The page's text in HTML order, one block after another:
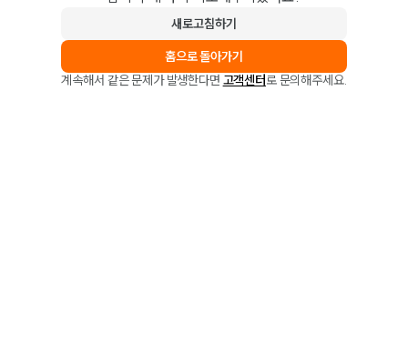
새로고침하기
홈으로 돌아가기
계속해서 같은 문제가 발생한다면 고객센터로 문의해주세요.